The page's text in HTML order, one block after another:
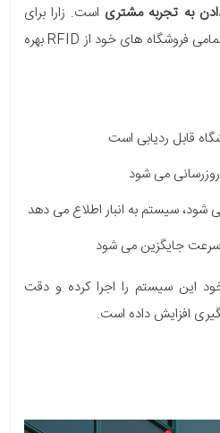
به تجربه مشتری است. زارا برای
کنترل موجودی محصولات در تمامی فروشگاه های خود از RFID بهره
قابل ردیابی است
می شود
شود، سیستم به انبار اطلاع می دهد
جایگزین می شود
این سیستم را اجرا کرده و دقت
افزایش داده است.